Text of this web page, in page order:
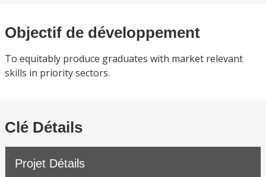
Objectif de développement
To equitably produce graduates with market relevant
skills in priority sectors.
Clé Détails
Projet Détails